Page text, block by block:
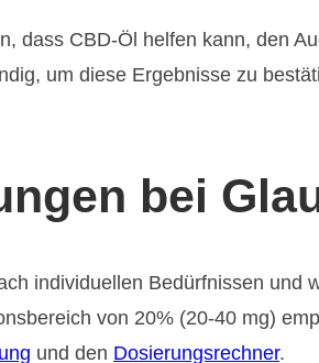
dass CBD-Öl helfen kann, den
um diese Ergebnisse zu
bei
individuellen Bedürfnissen und
von 20% (20-40 mg)
und den Dosierungsrechner.